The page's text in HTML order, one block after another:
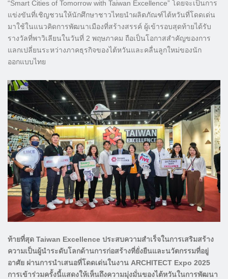
“Smart Cities of Tomorrow with Taiwan Excellence” โดยจะเป็นการ
แข่งขันที่เชิญชวนให้นักศึกษาชาวไทยนำผลิตภัณฑ์ไต้หวันที่โดดเด่น
มาใช้ในแนวคิดการพัฒนาเมืองที่สร้างสรรค์ ผู้เข้ารอบสุดท้ายได้รับ
รางวัลที่พาวิเลียนในวันที่ 2 พฤษภาคม ถือเป็นโอกาสสำคัญของการ
แลกเปลี่ยนระหว่างภาคธุรกิจของไต้หวันและคลื่นลูกใหม่ของนัก
ออกแบบไทย
ท้ายที่สุด Taiwan Excellence ประสบความสำเร็จในการเสริมสร้าง
ความเป็นผู้นำระดับโลกด้านการก่อสร้างที่ยั่งยืนและนวัตกรรมที่อยู่
อาศัย ผ่านการนำเสนอที่โดดเด่นในงาน ARCHITECT Expo 2025
การเข้าร่วมครั้งนี้แสดงให้เห็นถึงความมุ่งมั่นของไต้หวันในการพัฒนา